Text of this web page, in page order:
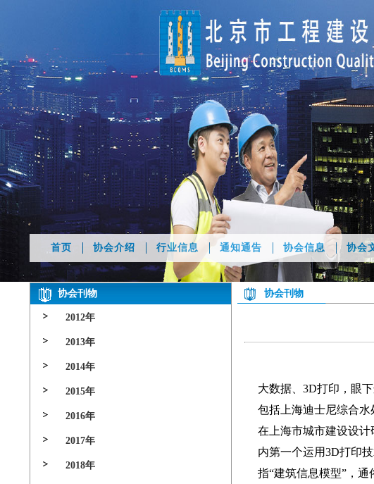
首页 协会介绍 行业信息 通知通告 协会信息 协会
协会刊物
2012年
2013年
2014年
2015年
2016年
2017年
2018年
协会刊物
大数据、3D打印，眼
包括上海迪士尼综合水
在上海市城市建设设
内第一个运用3D打印
指“建筑信息模型”，